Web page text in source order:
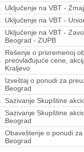
Uključenje na VBT -
Uključenje na VBT -
Uključenje na VBT -
Beograd - ZUPB
Rešenje o privremenoj
preovlađujuće cene,
Kraljevo
Izveštaj o ponudi za
Beograd
Sazivanje Skupštine
Sazivanje Skupštine
Beograd
Obaveštenje o ponudi
Beograd